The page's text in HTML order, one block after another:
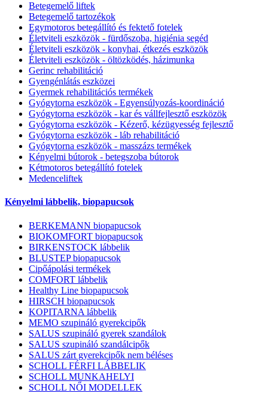
Betegemelő liftek
Betegemelő tartozékok
Egymotoros betegállító és fektető fotelek
Életviteli eszközök - fürdőszoba, higiénia segéd
Életviteli eszközök - konyhai, étkezés eszközök
Életviteli eszközök - öltözködés, házimunka
Gerinc rehabilitáció
Gyengénlátás eszközei
Gyermek rehabilitációs termékek
Gyógytorna eszközök - Egyensúlyozás-koordináció
Gyógytorna eszközök - kar és vállfejlesztő eszközök
Gyógytorna eszközök - Kézerő, kézügyesség fejlesztő
Gyógytorna eszközök - láb rehabilitáció
Gyógytorna eszközök - masszázs termékek
Kényelmi bútorok - betegszoba bútorok
Kétmotoros betegállító fotelek
Medenceliftek
Kényelmi lábbelik, biopapucsok
BERKEMANN biopapucsok
BIOKOMFORT biopapucsok
BIRKENSTOCK lábbelik
BLUSTEP biopapucsok
Cipőápolási termékek
COMFORT lábbelik
Healthy Line biopapucsok
HIRSCH biopapucsok
KOPITARNA lábbelik
MEMO szupináló gyerekcipők
SALUS szupináló gyerek szandálok
SALUS szupináló szandálcipők
SALUS zárt gyerekcipők nem béléses
SCHOLL FÉRFI LÁBBELIK
SCHOLL MUNKAHELYI
SCHOLL NŐI MODELLEK